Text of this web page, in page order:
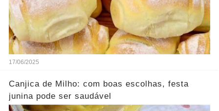
17/06/2025
Canjica de Milho: com boas escolhas, festa
junina pode ser saudável